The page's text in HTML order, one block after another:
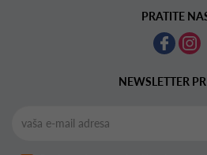
PRATITE
NEWSLETTER